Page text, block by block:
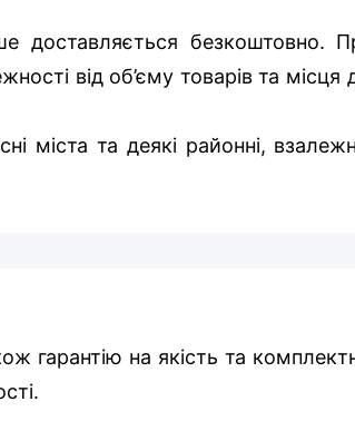
доставляється безкоштовно.
від об’єму товарів та місця
міста та деякі районні,
гарантію на якість та